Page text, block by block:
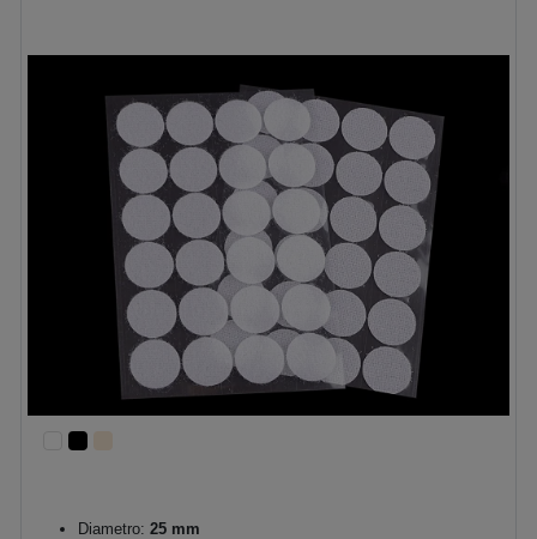
Diametro: 25 mm